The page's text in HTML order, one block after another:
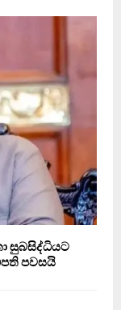
සුබසිද්ධියට
පවසයි